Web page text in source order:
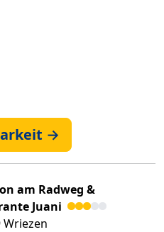
→
am Radweg &
Juani
Wriezen